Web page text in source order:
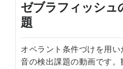
ゼブラフィッシュ
題
オペラント条件づけを用
音の検出課題の動画です